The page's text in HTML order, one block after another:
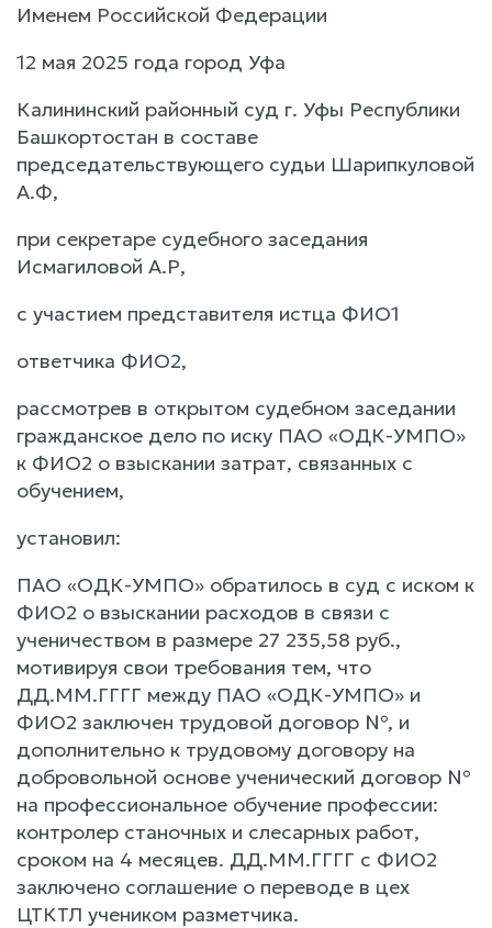
Именем Российской Федерации
12 мая 2025 года город Уфа
Калининский районный суд г. Уфы Республики
Башкортостан в составе
председательствующего судьи Шарипкуловой
А.Ф,
при секретаре судебного заседания
Исмагиловой А.Р,
с участием представителя истца ФИО1
ответчика ФИО2,
рассмотрев в открытом судебном заседании
гражданское дело по иску ПАО «ОДК-УМПО»
к ФИО2 о взыскании затрат, связанных с
обучением,
установил:
ПАО «ОДК-УМПО» обратилось в суд с иском к
ФИО2 о взыскании расходов в связи с
ученичеством в размере 27 235,58 руб.,
мотивируя свои требования тем, что
ДД.ММ.ГГГГ между ПАО «ОДК-УМПО» и
ФИО2 заключен трудовой договор №, и
дополнительно к трудовому договору на
добровольной основе ученический договор №
на профессиональное обучение профессии:
контролер станочных и слесарных работ,
сроком на 4 месяцев. ДД.ММ.ГГГГ с ФИО2
заключено соглашение о переводе в цех
ЦТКТЛ учеником разметчика.